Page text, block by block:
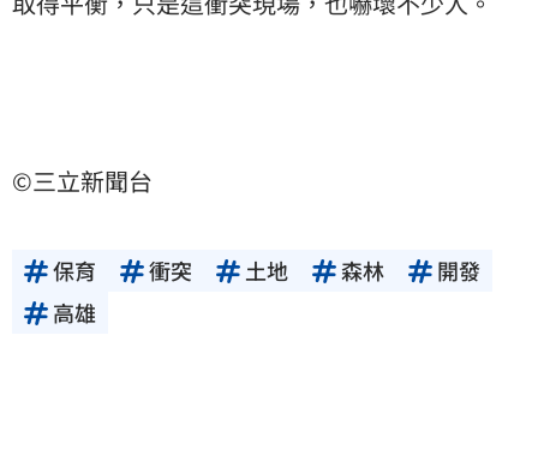
©三立新聞台
保育 衝突 土地 森林
開發
高雄